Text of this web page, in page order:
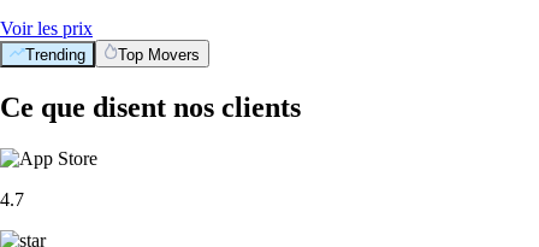
Voir les prix
Trending Top Movers
Ce que disent nos clients
4.7